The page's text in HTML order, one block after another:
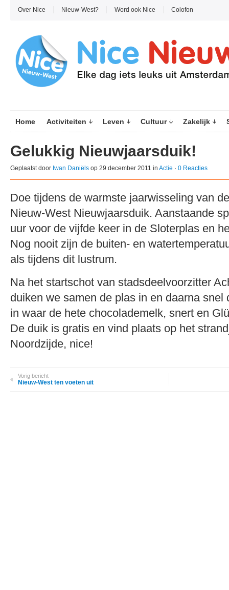
Over Nice Nieuw-West? Word ook Nice Colofon
Home Activiteiten Leven Cultuur Zakelijk
Gelukkig Nieuwjaarsduik!
Geplaatst door Iwan Daniëls op 29 december 2011 in Actie · 0 Reacties
Doe tijdens de warmste jaarwisseling van
Nieuw-West Nieuwjaarsduik. Aanstaande
uur voor de vijfde keer in de Sloterplas en
Nog nooit zijn de buiten- en
als tijdens dit lustrum.
Na het startschot van stadsdeelvoorzitter
duiken we samen de plas in en daarna snel
in waar de hete chocolademelk, snert en
De duik is gratis en vind plaats op het
Noordzijde, nice!
Vorig bericht
Nieuw-West ten voeten uit